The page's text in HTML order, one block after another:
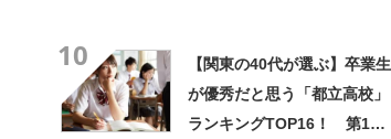
10
【関東の40代が選ぶ】卒業生
が優秀だと思う「都立高校」
ランキングTOP16！ 第1位